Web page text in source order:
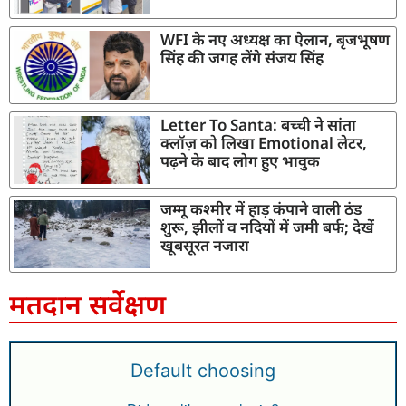
WFI के नए अध्यक्ष का ऐलान, बृजभूषण
सिंह की जगह लेंगे संजय सिंह
Letter To Santa: बच्ची ने सांता
क्लॉज़ को लिखा Emotional लेटर,
पढ़ने के बाद लोग हुए भावुक
जम्मू कश्मीर में हाड़ कंपाने वाली ठंड
शुरू, झीलों व नदियों में जमी बर्फ; देखें
खूबसूरत नजारा
मतदान सर्वेक्षण
Default choosing